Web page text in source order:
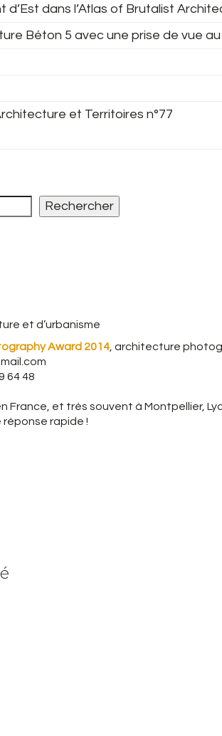
d’Est dans l’Atlas of Brutalist
Béton 5 avec une prise de vue
et Territoires n°77
Rechercher
et d’urbanisme
Award 2014 , architecture
64 48
France, et très souvent à Montpellier,
réponse rapide !